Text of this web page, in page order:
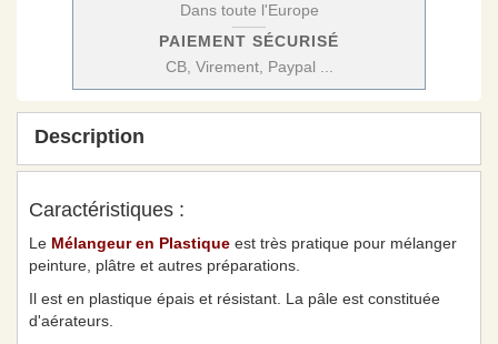
Dans toute l'Europe
PAIEMENT SÉCURISÉ
CB, Virement, Paypal ...
Description
Caractéristiques :
Le Mélangeur en Plastique est très pratique pour mélanger
peinture, plâtre et autres préparations.
Il est en plastique épais et résistant. La pâle est constituée
d'aérateurs.